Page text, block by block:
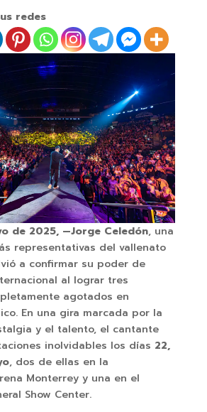
redes
de 2025, —Jorge Celedón, una
representativas del vallenato
a confirmar su poder de
al lograr tres
agotados en
En una gira marcada por la
y el talento, el cantante
inolvidables los días 22,
, dos de ellas en la
Monterrey y una en el
Show Center.